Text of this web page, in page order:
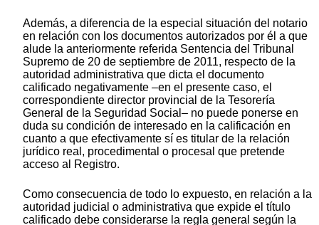
Además, a diferencia de la especial situación del notario
en relación con los documentos autorizados por él a que
alude la anteriormente referida Sentencia del Tribunal
Supremo de 20 de septiembre de 2011, respecto de la
autoridad administrativa que dicta el documento
calificado negativamente –en el presente caso, el
correspondiente director provincial de la Tesorería
General de la Seguridad Social– no puede ponerse en
duda su condición de interesado en la calificación en
cuanto a que efectivamente sí es titular de la relación
jurídico real, procedimental o procesal que pretende
acceso al Registro.
Como consecuencia de todo lo expuesto, en relación a la
autoridad judicial o administrativa que expide el título
calificado debe considerarse la regla general según la